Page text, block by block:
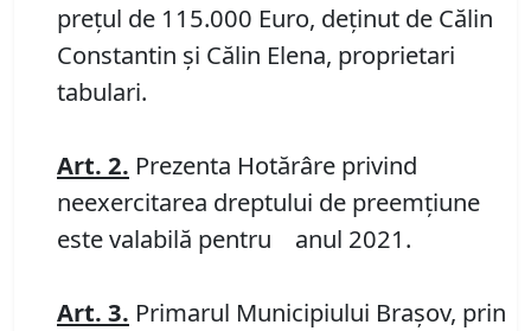
preţul de 115.000 Euro, deținut de Călin
Constantin şi Călin Elena, proprietari
tabulari.
Art. 2. Prezenta Hotărâre privind
neexercitarea dreptului de preemțiune
este valabilă pentru anul 2021.
Art. 3. Primarul Municipiului Braşov, prin